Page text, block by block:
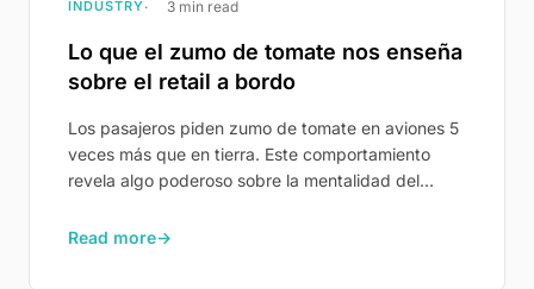
INDUSTRY 3 min read
Lo que el zumo de tomate nos enseña
sobre el retail a bordo
Los pasajeros piden zumo de tomate en aviones 5
veces más que en tierra. Este comportamiento
revela algo poderoso sobre la mentalidad del
retail a bordo.
Read more→